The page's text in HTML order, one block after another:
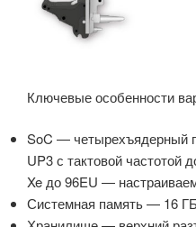
Ключевые особенности
SoC — четырехъядерный
UP3 с тактовой частотой
Xe до 96EU —
Системная память — 16